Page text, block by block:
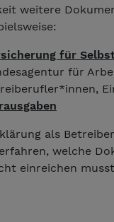
weitere
für
für
als
welche
einreichen